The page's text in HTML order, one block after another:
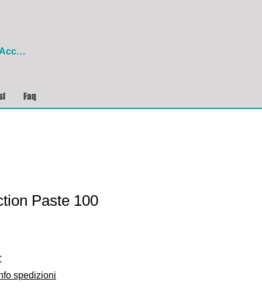
Faq
Paste 100
Prezzo
scontato
spedizioni